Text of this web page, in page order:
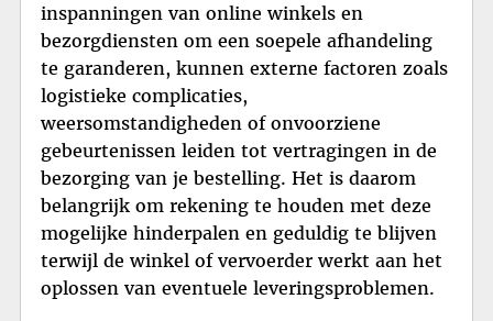
inspanningen van online winkels en
bezorgdiensten om een soepele afhandeling
te garanderen, kunnen externe factoren zoals
logistieke complicaties,
weersomstandigheden of onvoorziene
gebeurtenissen leiden tot vertragingen in de
bezorging van je bestelling. Het is daarom
belangrijk om rekening te houden met deze
mogelijke hinderpalen en geduldig te blijven
terwijl de winkel of vervoerder werkt aan het
oplossen van eventuele leveringsproblemen.